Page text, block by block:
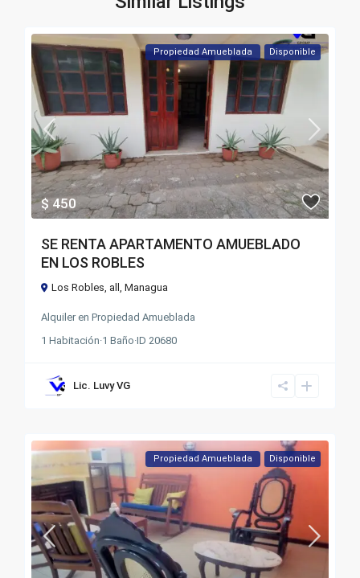
$ 450
Propiedad Amueblada Disponible
SE RENTA APARTAMENTO AMUEBLADO
EN LOS ROBLES
Los Robles, all,Managua
AlquilerenPropiedad Amueblada
1 Habitación·1 Baño·ID20680
Lic. Luvy VG
Propiedad Amueblada Disponible